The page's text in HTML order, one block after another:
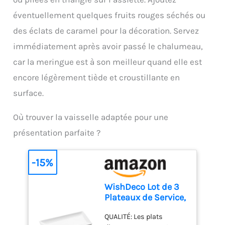
professionnel
chaque occasion.
【Utilisation facile】
Poche a douille patisserie
réutilisée, et l'opération
est simple, Il suffit de
presser doucement la
poche à douille et le
un adaptateur standard
complet de cupcakes. ces
conseils de décoration
de gâteaux offrent des
possibilités infinies pour
de cupcakes, de biscuits.
après chaque utilisation,
lavez et essuyez.
DIMENSIONS : Ø1 x H5,4
cm
éventuellement quelques fruits rouges séchés ou
des éclats de caramel pour la décoration. Servez
immédiatement après avoir passé le chalumeau,
car la meringue est à son meilleur quand elle est
encore légèrement tiède et croustillante en
surface.
Où trouver la vaisselle adaptée pour une
présentation parfaite ?
WishDeco Lot de 3
Plateaux de Service,
Rectangulaires
QUALITÉ: Les plats
-15%